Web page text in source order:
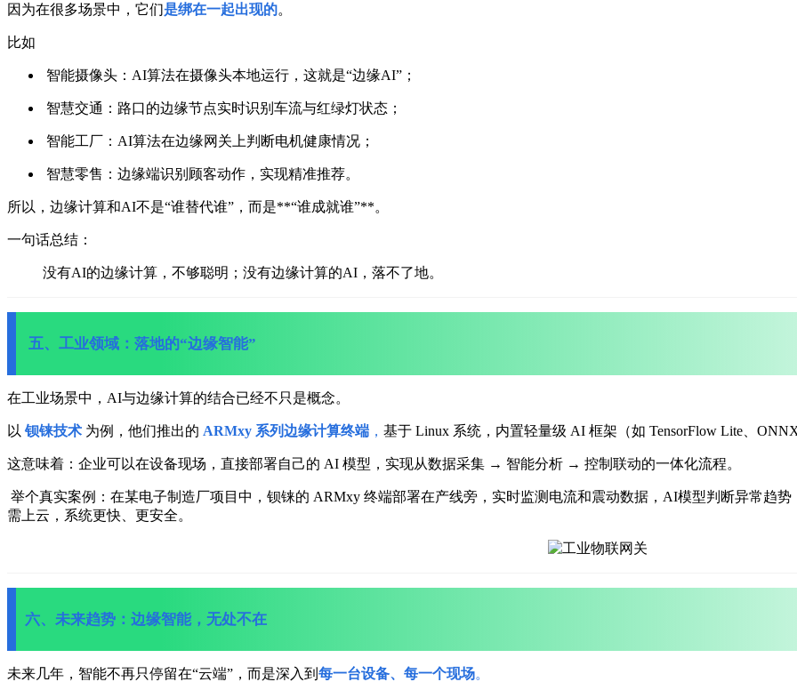
因为在很多场景中，它们是绑在一起出现的。
比如
智能摄像头：AI算法在摄像头本地运行，这就是“边缘AI”；
智慧交通：路口的边缘节点实时识别车流与红绿灯状态；
智能工厂：AI算法在边缘网关上判断电机健康情况；
智慧零售：边缘端识别顾客动作，实现精准推荐。
所以，边缘计算和AI不是“谁替代谁”， 而是**“谁成就谁”**。
一句话总结：
没有AI的边缘计算，不够聪明；没有边缘计算的AI，落不了地。
五、工业领域：落地的“边缘智能”
在工业场景中，AI与边缘计算的结合已经不只是概念。
以 钡铼技术 为例，他们推出的 ARMxy 系列边缘计算终端 ， 基于 Linux 系统，内置轻量级 AI 框架（如 TensorFlow Lite、
这意味着： 企业可以在设备现场，直接部署自己的 AI 模型， 实现从数据采集 → 智能分析 → 控制联动的一体化流程。
举个真实案例： 在某电子制造厂项目中，钡铼的 ARMxy 终端部署在产线旁， 实时监测电流和震动数据，AI模型判断异常趋势
需上云，系统更快、更安全。
六、未来趋势：边缘智能，无处不在
未来几年，智能不再只停留在“云端”， 而是深入到 每一台设备、每一个现场。